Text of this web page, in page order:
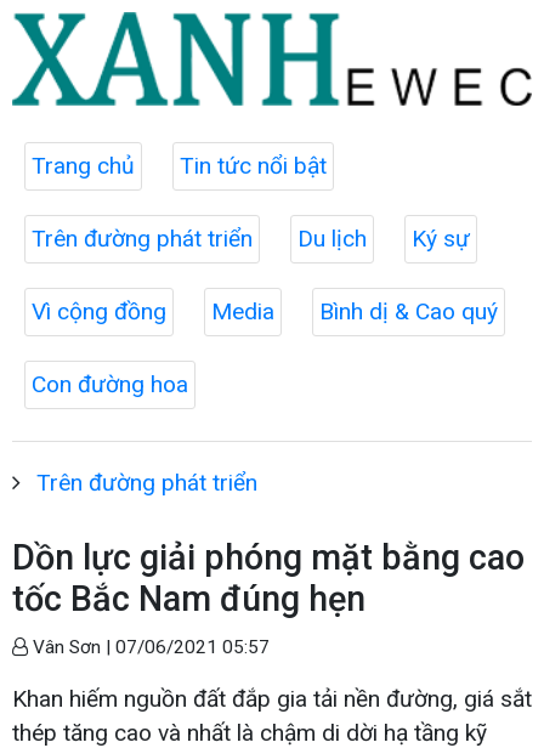
Trang chủ Tin tức nổi bật
Trên đường phát triển Du lịch Ký sự
Vì cộng đồng Media Bình dị & Cao quý
Con đường hoa
Trên đường phát triển
Dồn lực giải phóng mặt bằng cao
tốc Bắc Nam đúng hẹn
Vân Sơn | 07/06/2021 05:57
Khan hiếm nguồn đất đắp gia tải nền đường, giá sắt
thép tăng cao và nhất là chậm di dời hạ tầng kỹ